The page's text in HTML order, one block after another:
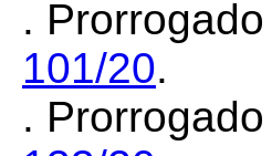
.
101/20.
.